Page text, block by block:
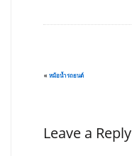
« หม้อน้ำรถยนต์
Leave a Reply